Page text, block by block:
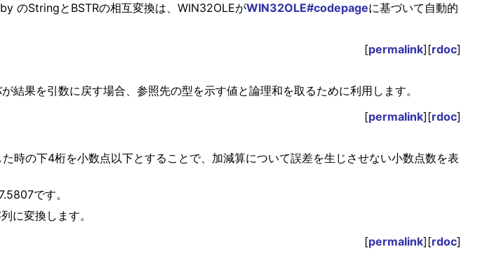
のStringとBSTRの相互変換は、WIN32OLEがWIN32OLE#codepageに基づいて自動的
[permalink][rdoc]
果を引数に戻す場合、参照先の型を示す値と論理和を取るために利用します。
[permalink][rdoc]
時の下4桁を小数点以下とすることで、加減算について誤差を生じさせない小数点数を表
です。
に変換します。
[permalink][rdoc]